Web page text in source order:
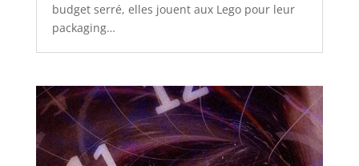
budget serré, elles jouent aux Lego pour leur
packaging…